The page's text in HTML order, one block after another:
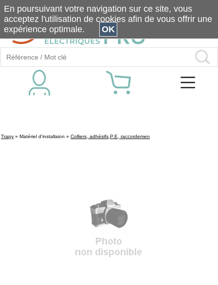
Trapy » Matériel d'installaion » Colliers, adhésifs,P.E, raccordemen
En poursuivant votre navigation sur ce site, vous
acceptez l'utilisation de cookies afin de vous offrir une
expérience optimale.
OK